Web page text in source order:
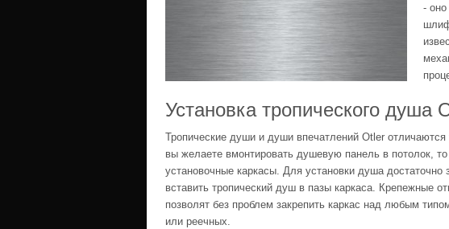
-
Установка тропического душа
Тропические души и души впечатлений Otler
вы желаете вмонтировать душевую панель в потолок,
установочные каркасы. Для установки душа достаточно
вставить тропический душ в пазы каркаса. Крепежные
позволят без проблем закрепить каркас над любым
или реечных.